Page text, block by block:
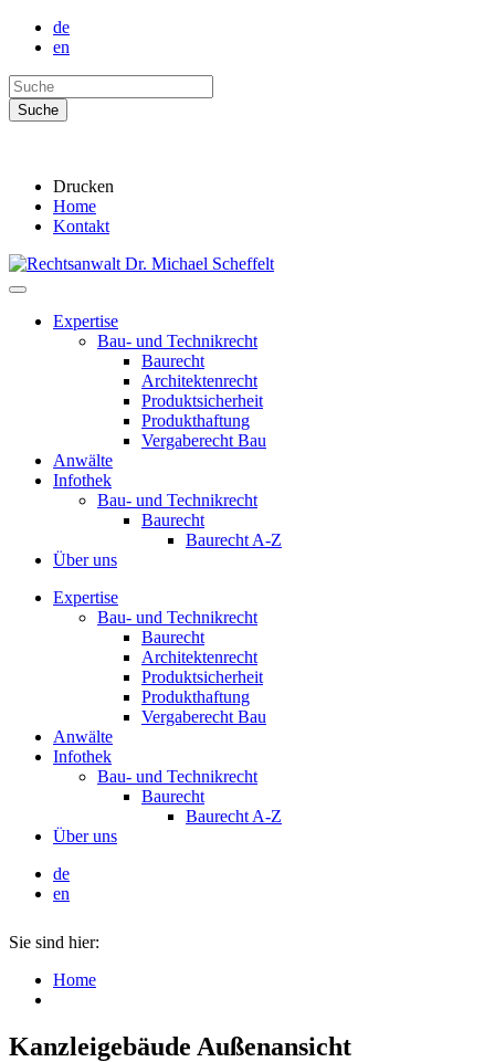
de
en
Drucken
Home
Kontakt
Expertise
Bau- und Technikrecht
Baurecht
Architektenrecht
Produktsicherheit
Produkthaftung
Vergaberecht Bau
Anwälte
Infothek
Bau- und Technikrecht
Baurecht
Baurecht A-Z
Über uns
Expertise
Bau- und Technikrecht
Baurecht
Architektenrecht
Produktsicherheit
Produkthaftung
Vergaberecht Bau
Anwälte
Infothek
Bau- und Technikrecht
Baurecht
Baurecht A-Z
Über uns
de
en
Sie sind hier:
Home
Kanzleigebäude Außenansicht